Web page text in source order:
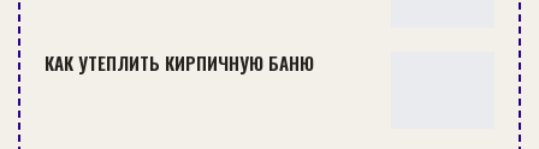
КАК УТЕПЛИТЬ КИРПИЧНУЮ БАНЮ